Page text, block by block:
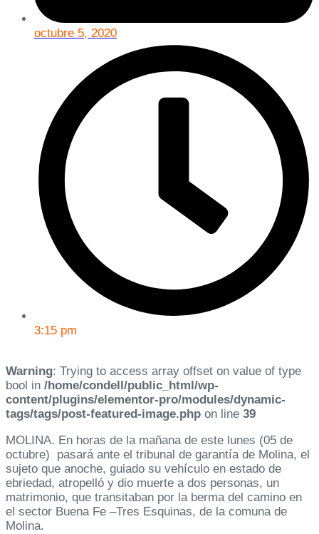
octubre 5, 2020
3:15 pm
Warning: Trying to access array offset on value of type
bool in /home/condell/public_html/wp-
content/plugins/elementor-pro/modules/dynamic-
tags/tags/post-featured-image.php on line 39
MOLINA. En horas de la mañana de este lunes (05 de
octubre) pasará ante el tribunal de garantía de Molina, el
sujeto que anoche, guiado su vehículo en estado de
ebriedad, atropelló y dio muerte a dos personas, un
matrimonio, que transitaban por la berma del camino en
el sector Buena Fe –Tres Esquinas, de la comuna de
Molina.